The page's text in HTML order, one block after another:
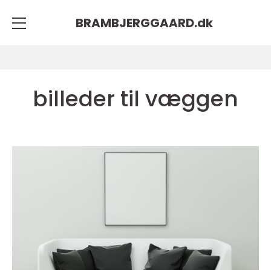
BRAMBJERGGAARD.dk
billeder til væggen